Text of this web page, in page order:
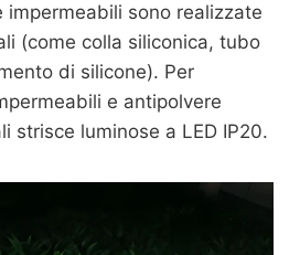
impermeabili sono realizzate
(come colla siliconica, tubo
di silicone). Per
e antipolvere
strisce luminose a LED IP20.